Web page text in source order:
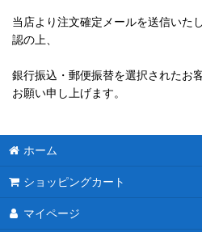
当店より注文確定メールを送信いた
認の上、
銀行振込・郵便振替を選択されたお
お願い申し上げます。
ホーム
ショッピングカート
マイページ